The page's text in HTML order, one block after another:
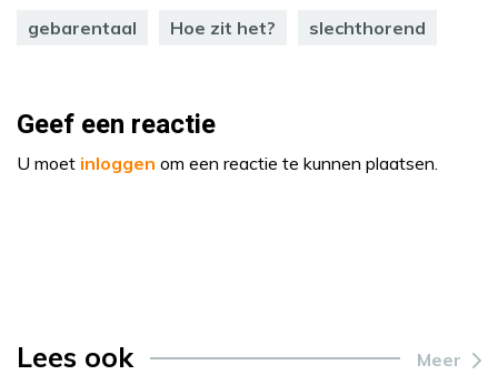
gebarentaal Hoe zit het? slechthorend
Geef een reactie
U moet inloggen om een reactie te kunnen plaatsen.
Lees ook Meer